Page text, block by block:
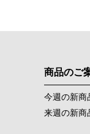
商品のご
今週の新商
来週の新商